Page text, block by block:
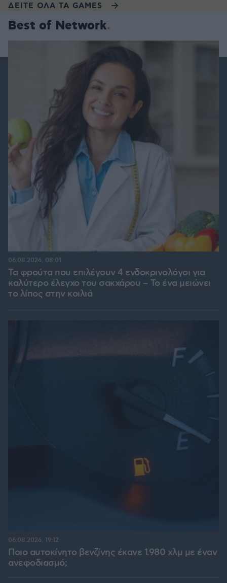
ΔΕΙΤΕ ΟΛΑ ΤΑ GAMES
Best of Network
Τα φρούτα που επιλέγουν 4 ενδοκρινολόγοι για
καλύτερο έλεγχο του σακχάρου – Το ένα μειώνει
το λίπος στην κοιλιά
06.08.2026, 08:01
Ποιο αυτοκίνητο βενζίνης έκανε 1.980 χλμ με έναν
ανεφοδιασμό;
06.08.2026, 19:12